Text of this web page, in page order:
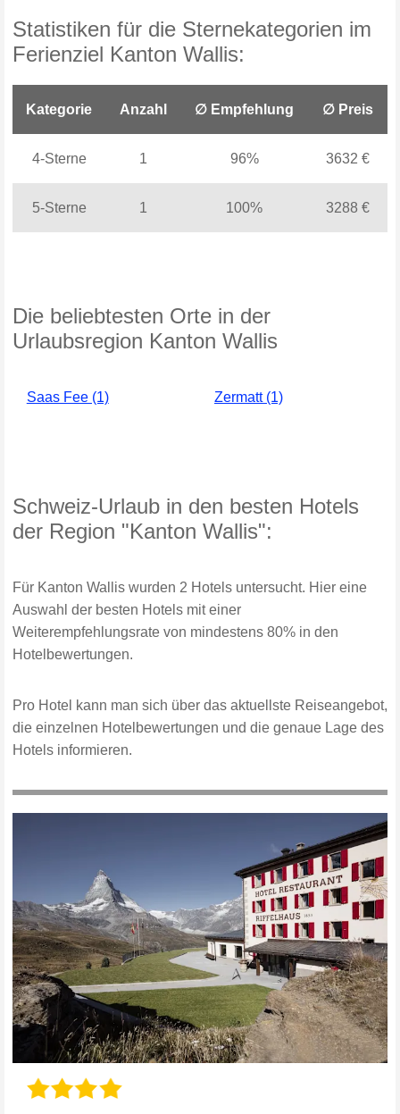
Statistiken für die Sternekategorien im
Ferienziel Kanton Wallis:
Kategorie Anzahl ∅ Empfehlung ∅ Preis
4-Sterne 1 96% 3632 €
5-Sterne 1 100% 3288 €
Die beliebtesten Orte in der
Urlaubsregion Kanton Wallis
Saas Fee (1) Zermatt (1)
Schweiz-Urlaub in den besten Hotels
der Region "Kanton Wallis":
Für Kanton Wallis wurden 2 Hotels untersucht. Hier eine
Auswahl der besten Hotels mit einer
Weiterempfehlungsrate von mindestens 80% in den
Hotelbewertungen.
Pro Hotel kann man sich über das aktuellste Reiseangebot,
die einzelnen Hotelbewertungen und die genaue Lage des
Hotels informieren.